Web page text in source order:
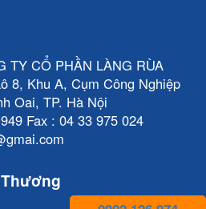
TY CỔ PHẦN LÀNG RÙA
8, Khu A, Cụm Công Nghiệp
Oai, TP. Hà Nội
Fax : 04 33 975 024